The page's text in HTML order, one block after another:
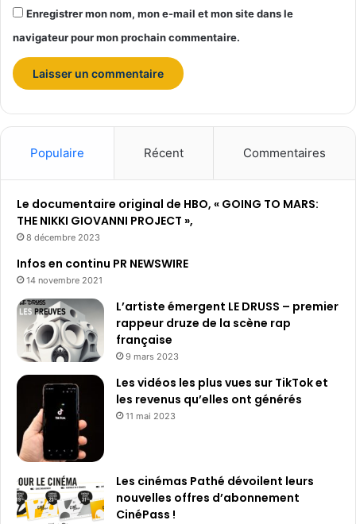
Enregistrer mon nom, mon e-mail et mon site dans le
navigateur pour mon prochain commentaire.
Populaire Récent Commentaires
Le documentaire original de HBO, « GOING TO MARS:
THE NIKKI GIOVANNI PROJECT »,
8 décembre 2023
Infos en continu PR NEWSWIRE
14 novembre 2021
L’artiste émergent LE DRUSS – premier
rappeur druze de la scène rap
française
9 mars 2023
Les vidéos les plus vues sur TikTok et
les revenus qu’elles ont générés
11 mai 2023
Les cinémas Pathé dévoilent leurs
nouvelles offres d’abonnement
CinéPass !